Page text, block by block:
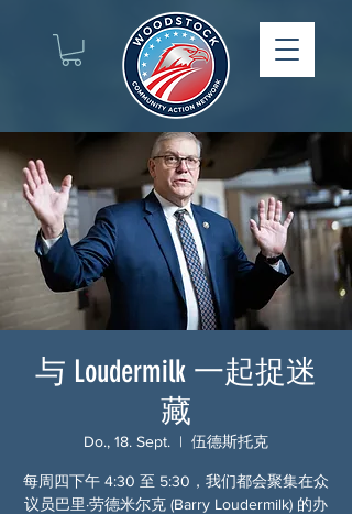
与 Loudermilk 一起捉迷
藏
Do., 18. Sept.
  |
伍德斯托克
每周四下午 4:30 至 5:30，我们都会聚集在众
议员巴里·劳德米尔克 (Barry Loudermilk) 的办